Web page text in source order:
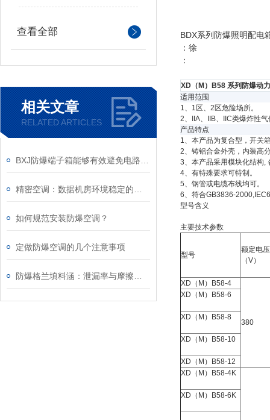
查看全部
相关文章
RELATED ARTICLES
如何规范安装防爆空调？
定做防爆空调的几个注意事项
BDX系列防爆照明配电
：徐
：
XD（M）B58 系列防爆动
适用范围
1、1区、2区危险场所。
2、IIA、IIB、IIC类爆炸性气
产品特点
1、本产品为复合型，开关
2、铸铝合金外壳，内装高
3、本产品采用模块化结构,
4、有特殊要求可特制。
5、钢管或电缆布线均可。
6、符合GB3836-
型号含义
主要技术参数
型号
额定电压
（V）
XD（M）B58-4
380
XD（M）B58-6
XD（M）B58-8
XD（M）B58-10
XD（M）B58-12
XD（M）B58-4K
XD（M）B58-6K